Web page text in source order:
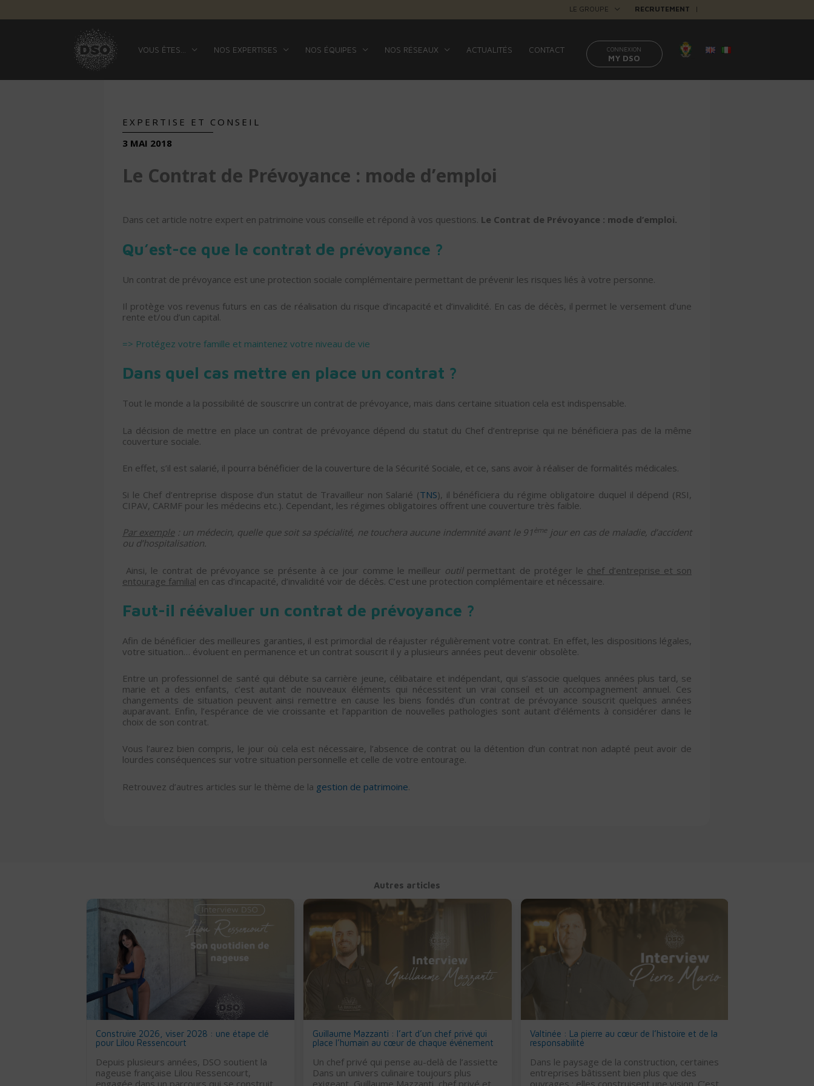
RECRUTEMENT |
LE GROUPE
VOUS ÊTES… NOS EXPERTISES NOS ÉQUIPES NOS RÉSEAUX ACTUALITÉS CONTACT CONNEXION
MY DSO
EXPERTISE ET CONSEIL
3 MAI 2018
Le Contrat de Prévoyance : mode d’emploi
Dans cet article notre expert en patrimoine vous conseille et répond à vos questions. Le Contrat de Prévoyance : mode d’emploi.
Qu’est-ce que le contrat de prévoyance ?
Un contrat de prévoyance est une protection sociale complémentaire permettant de prévenir les risques liés à votre personne.
Il protège vos revenus futurs en cas de réalisation du risque d’incapacité et d’invalidité. En cas de décès, il permet le versement d’une
rente et/ou d’un capital.
=> Protégez votre famille et maintenez votre niveau de vie
Dans quel cas mettre en place un contrat ?
Tout le monde a la possibilité de souscrire un contrat de prévoyance, mais dans certaine situation cela est indispensable.
La décision de mettre en place un contrat de prévoyance dépend du statut du Chef d’entreprise qui ne bénéficiera pas de la même
couverture sociale.
En effet, s’il est salarié, il pourra bénéficier de la couverture de la Sécurité Sociale, et ce, sans avoir à réaliser de formalités médicales.
Si le Chef d’entreprise dispose d’un statut de Travailleur non Salarié (TNS), il bénéficiera du régime obligatoire duquel il dépend (RSI,
CIPAV, CARMF pour les médecins etc.). Cependant, les régimes obligatoires offrent une couverture très faible.
Par exemple: un médecin, quelle que soit sa spécialité, ne touchera aucune indemnité avant le 91 èmejour en cas de maladie, d’accident
ou d’hospitalisation.
Ainsi, le contrat de prévoyance se présente à ce jour comme le meilleur outilpermettant de protéger le chef d’entreprise et son
entourage familial en cas d’incapacité, d’invalidité voir de décès. C’est une protection complémentaire et nécessaire.
Faut-il réévaluer un contrat de prévoyance ?
Afin de bénéficier des meilleures garanties, il est primordial de réajuster régulièrement votre contrat. En effet, les dispositions légales,
votre situation… évoluent en permanence et un contrat souscrit il y a plusieurs années peut devenir obsolète.
Entre un professionnel de santé qui débute sa carrière jeune, célibataire et indépendant, qui s’associe quelques années plus tard, se
marie et a des enfants, c’est autant de nouveaux éléments qui nécessitent un vrai conseil et un accompagnement annuel. Ces
changements de situation peuvent ainsi remettre en cause les biens fondés d’un contrat de prévoyance souscrit quelques années
auparavant. Enfin, l’espérance de vie croissante et l’apparition de nouvelles pathologies sont autant d’éléments à considérer dans le
choix de son contrat.
Vous l’aurez bien compris, le jour où cela est nécessaire, l’absence de contrat ou la détention d’un contrat non adapté peut avoir de
lourdes conséquences sur votre situation personnelle et celle de votre entourage.
Retrouvez d’autres articles sur le thème de la gestion de patrimoine.
Autres articles
Construire 2026, viser 2028 : une étape clé
pour Lilou Ressencourt
Depuis plusieurs années, DSO soutient la
nageuse française Lilou Ressencourt,
engagée dans un parcours qui se construit
Guillaume Mazzanti : l’art d’un chef privé qui
place l’humain au cœur de chaque événement
Un chef privé qui pense au-delà de l’assiette
Dans un univers culinaire toujours plus
exigeant, Guillaume Mazzanti, chef privé et
Valtinée : La pierre au cœur de l’histoire et de la
responsabilité
Dans le paysage de la construction, certaines
entreprises bâtissent bien plus que des
ouvrages : elles construisent une vision. C’est